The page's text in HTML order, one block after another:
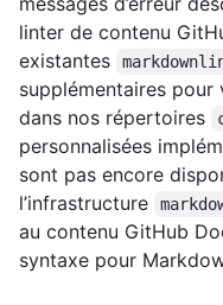
linter de contenu
existantes
supplémentaires
dans nos répertoires
personnalisées
sont pas encore
l’infrastructure
au contenu GitHub
syntaxe pour